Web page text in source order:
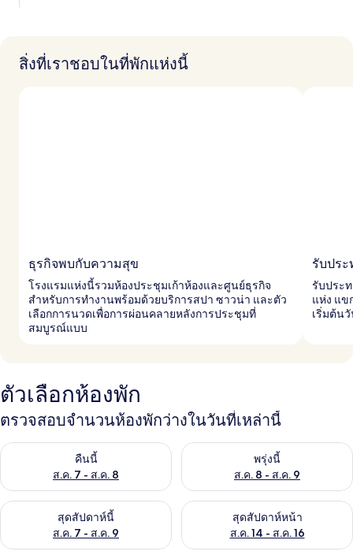
สิ่งที่เราชอบในที่พักแห่งนี้
ธุรกิจพบกับความสุข
โรงแรมแห่งนี้รวมห้องประชุมเก้าห้องและศูนย์ธุรกิจ
สำหรับการทำงานพร้อมด้วยบริการสปา ซาวน่า และตัว
เลือกการนวดเพื่อการผ่อนคลายหลังการประชุมที่
สมบูรณ์แบบ
รับปร
รับประ
แห่ง แข
เริ่มต้น
ตัวเลือกห้องพัก
ตรวจสอบจำนวนห้องพักว่างในวันที่เหล่านี้
คืนนี้
ส.ค. 7 - ส.ค. 8
ตรวจสอบจำนวนห้องพักว่างในคืนนี้ ส.ค. 7 - ส.ค. 8พรุ่งนี้
ส.ค. 8 - ส.ค. 9
ตรวจสอบจำนวนห้องพักว่างใน
สุดสัปดาห์นี้
ส.ค. 7 - ส.ค. 9
ตรวจสอบจำนวนห้องพักว่างในสุดสัปดาห์นี้ ส.ค. 7 - ส.ค. 9
สุดสัปดาห์หน้า
ส.ค. 14 - ส.ค. 16
ตรวจสอบจำนวนห้องพักว่างใน